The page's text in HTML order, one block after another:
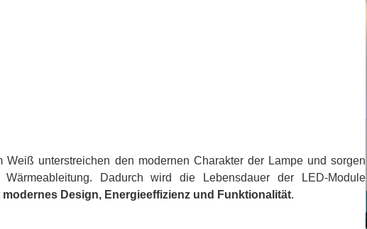
Weiß unterstreichen den modernen Charakter der Lampe und sorgen
Dadurch wird die Lebensdauer der LED-Module
modernes Design, Energieeffizienz und Funktionalität.